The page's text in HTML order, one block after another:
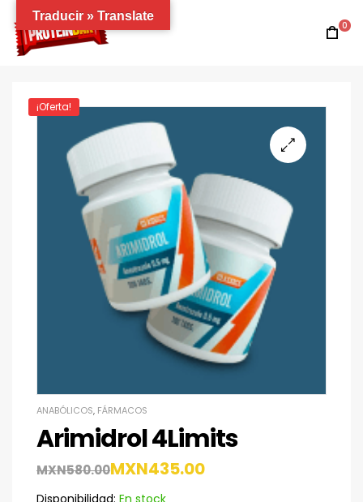
0
¡Oferta!
ANABÓLICOS, FÁRMACOS
Arimidrol 4Limits
MXN580.00MXN435.00
Disponibilidad: En stock
Traducir » Translate